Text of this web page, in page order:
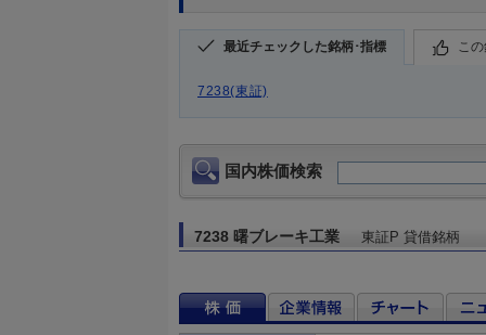
最近チェックした銘柄･指標 こ
7238(東証)